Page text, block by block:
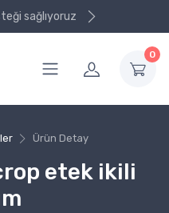
sağlıyoruz
0
Ürün Detay
etek ikili